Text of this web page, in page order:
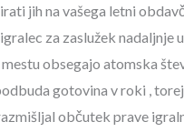
jih na vašega letni
za zaslužek nadaljnje
obsegajo atomska
gotovina v roki ,
občutek prave